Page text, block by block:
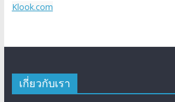
Klook.com
เกี่ยวกับเรา